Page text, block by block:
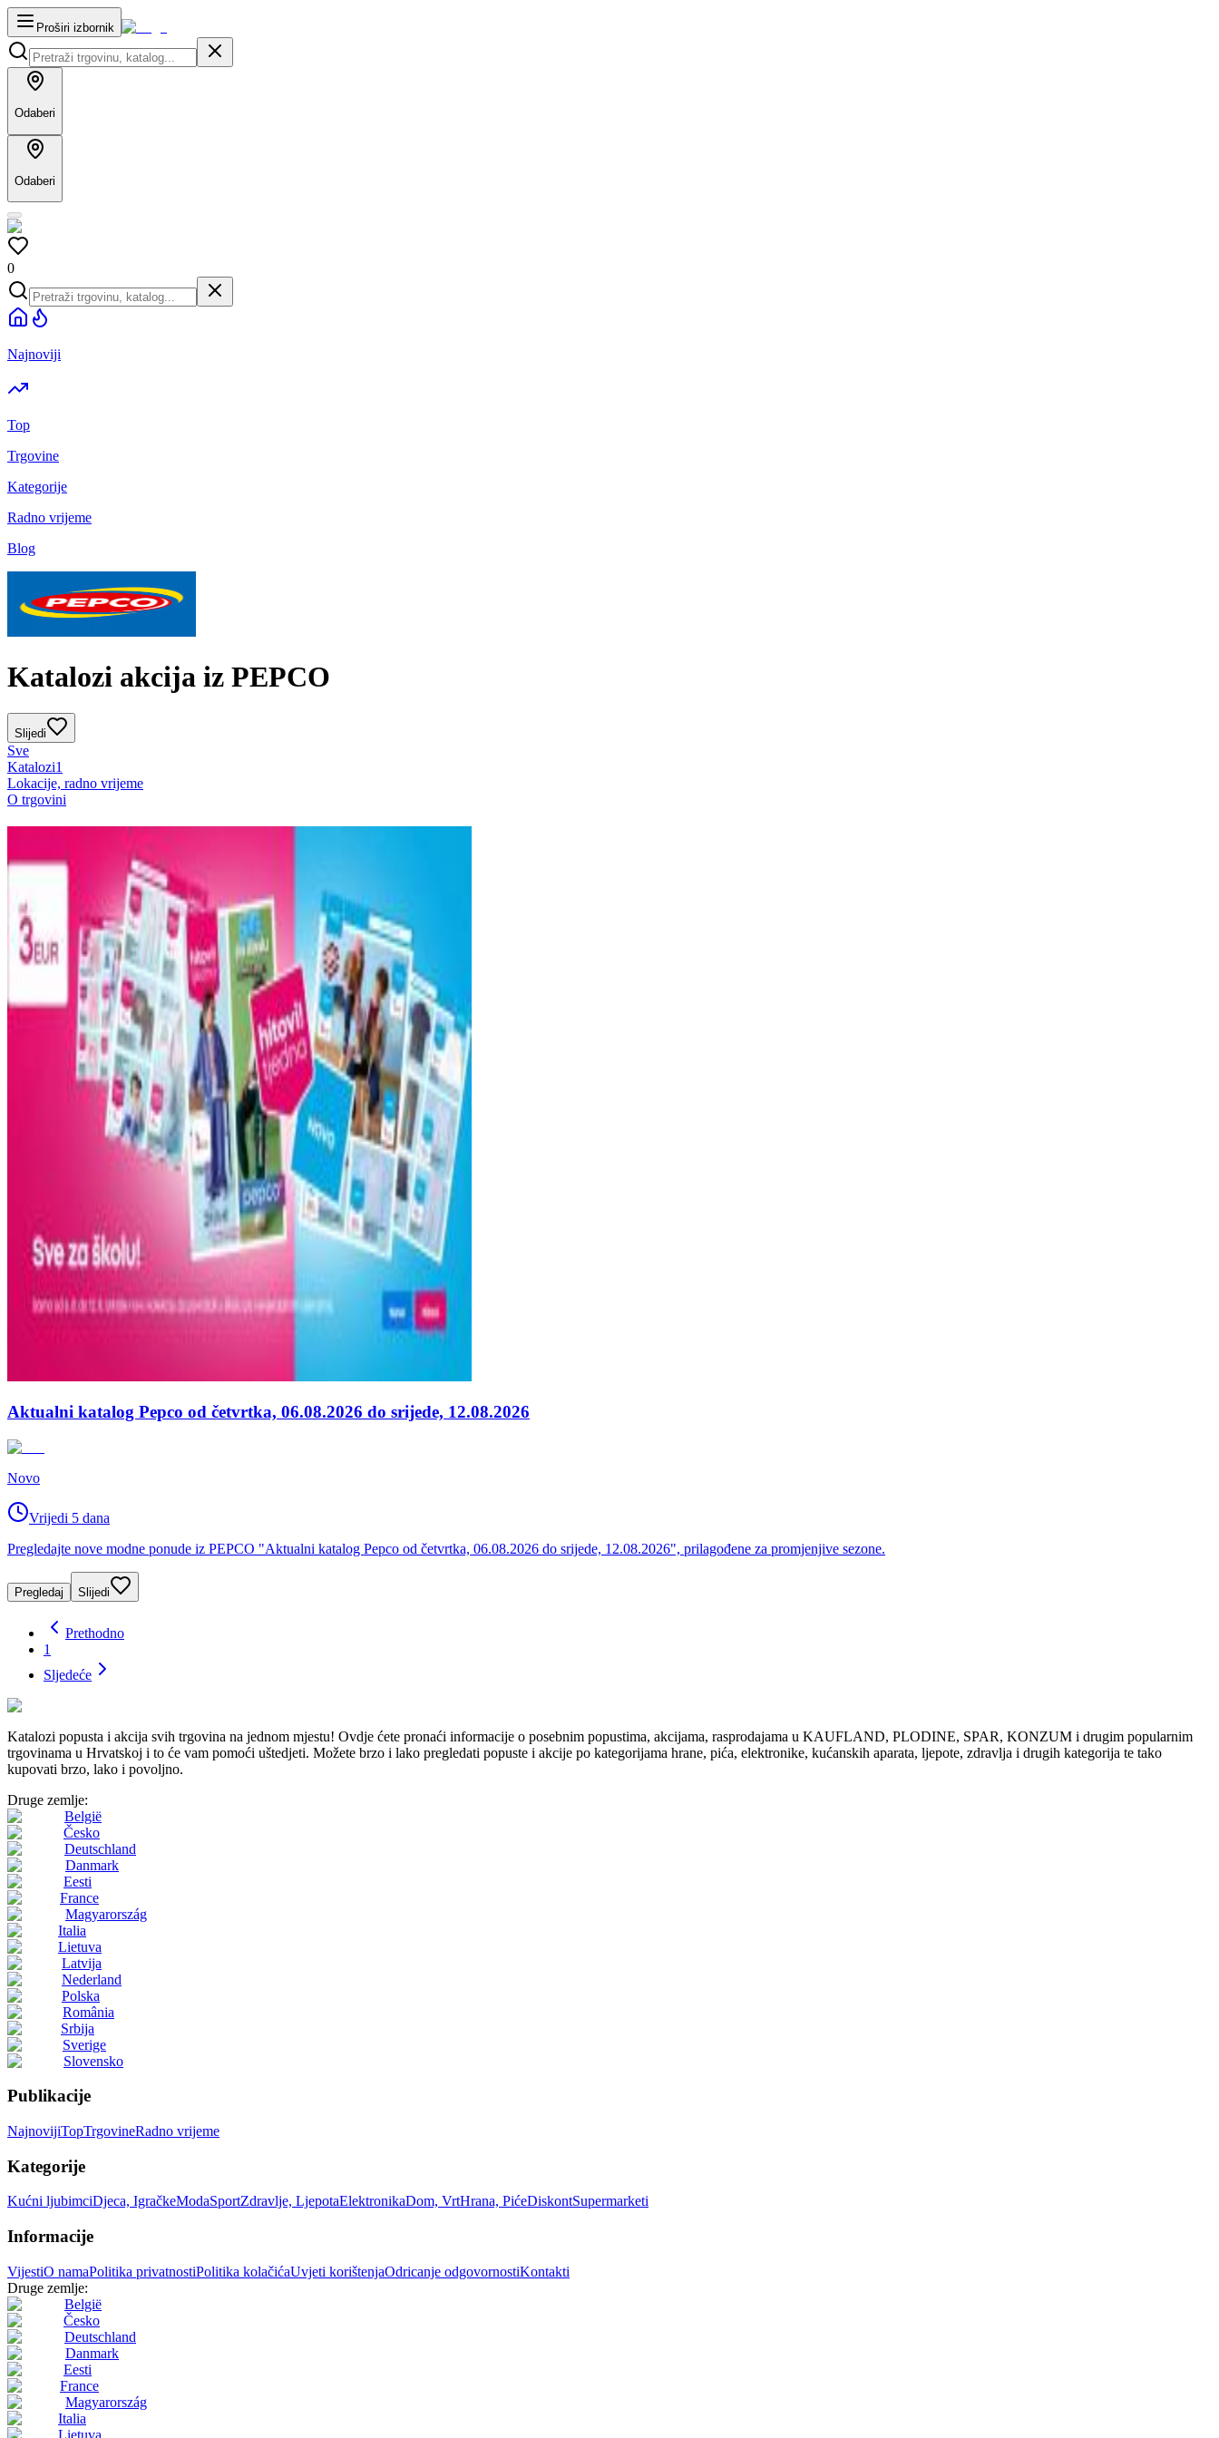
Proširi izbornik
Odaberi
Odaberi
0
Najnoviji
Top
Trgovine
Kategorije
Radno vrijeme
Blog
Katalozi akcija iz PEPCO
Slijedi
Sve
Katalozi1
Lokacije, radno vrijeme
O trgovini
Aktualni katalog Pepco od četvrtka, 06.08.2026 do srijede, 12.08.2026
Novo
Vrijedi 5 dana
Pregledajte nove modne ponude iz PEPCO "Aktualni katalog Pepco od četvrtka, 06.08.2026 do srijede, 12.08.2026", prilagođene za promjenjive sezone.
Pregledaj Slijedi
Prethodno
1
Sljedeće
Katalozi popusta i akcija svih trgovina na jednom mjestu! Ovdje ćete pronaći informacije o posebnim popustima, akcijama, rasprodajama u KAUFLAND, PLODINE, SPAR, KONZUM i drugim popularnim
trgovinama u Hrvatskoj i to će vam pomoći uštedjeti. Možete brzo i lako pregledati popuste i akcije po kategorijama hrane, pića, elektronike, kućanskih aparata, ljepote, zdravlja i drugih kategorija te tako
kupovati brzo, lako i povoljno.
Druge zemlje:
België
Česko
Deutschland
Danmark
Eesti
France
Magyarország
Italia
Lietuva
Latvija
Nederland
Polska
România
Srbija
Sverige
Slovensko
Publikacije
NajnovijiTopTrgovineRadno vrijeme
Kategorije
Kućni ljubimciDjeca, IgračkeModaSportZdravlje, LjepotaElektronikaDom, VrtHrana, PićeDiskontSupermarketi
Informacije
VijestiO namaPolitika privatnostiPolitika kolačićaUvjeti korištenjaOdricanje odgovornostiKontakti
Druge zemlje:
België
Česko
Deutschland
Danmark
Eesti
France
Magyarország
Italia
Lietuva